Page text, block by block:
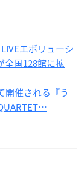
エボリューシ
全国128館に拡
開催される『う